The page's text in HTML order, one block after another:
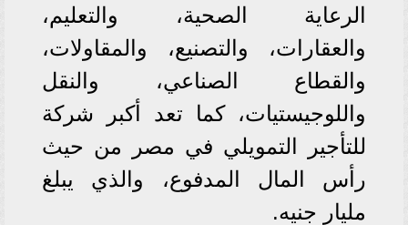
الرعاية الصحية، والتعليم،
والعقارات، والتصنيع، والمقاولات،
والقطاع الصناعي، والنقل
واللوجيستيات، كما تعد أكبر شركة
للتأجير التمويلي في مصر من حيث
رأس المال المدفوع، والذي يبلغ
مليار جنيه.